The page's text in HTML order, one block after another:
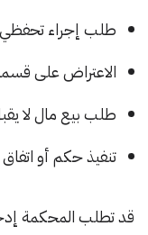
طلب إجراء
الاعتراض على
طلب بيع مال لا
تنفيذ حكم أو
قد تطلب المحكمة